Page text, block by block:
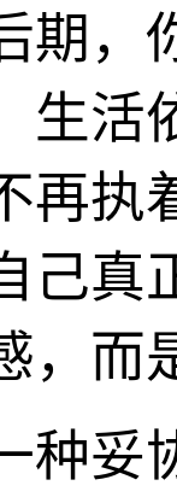
期，
生活
再执
己真
，而
种